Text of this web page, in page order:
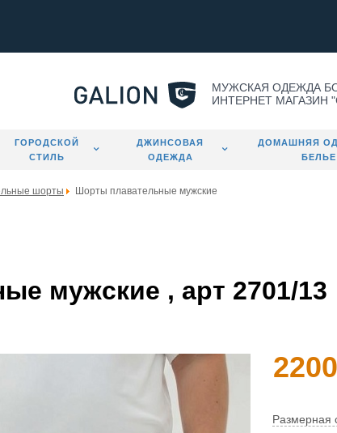
МУЖСКАЯ ОДЕЖДА
ИНТЕРНЕТ МАГАЗИН
ГОРОДСКОЙ
СТИЛЬ
ДЖИНСОВАЯ
ОДЕЖДА
ДОМАШНЯЯ
БЕЛЬЕ
шорты Шорты плавательные мужские
мужские , арт 2701/13
Размерная